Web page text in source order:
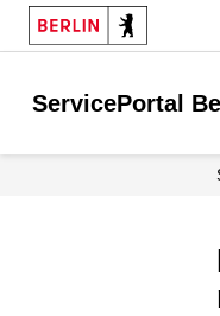
ServicePortal